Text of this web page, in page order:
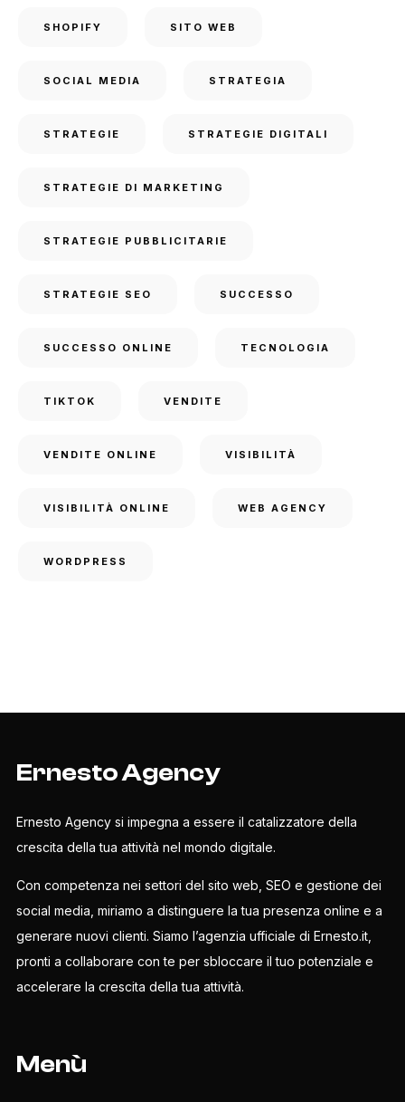
SHOPIFY SITO WEB
SOCIAL MEDIA STRATEGIA
STRATEGIE STRATEGIE DIGITALI
STRATEGIE DI MARKETING
STRATEGIE PUBBLICITARIE
STRATEGIE SEO SUCCESSO
SUCCESSO ONLINE TECNOLOGIA
TIKTOK VENDITE
VENDITE ONLINE VISIBILITÀ
VISIBILITÀ ONLINE WEB AGENCY
WORDPRESS
Ernesto Agency
Ernesto Agency si impegna a essere il catalizzatore della
crescita della tua attività nel mondo digitale.
Con competenza nei settori del sito web, SEO e gestione dei
social media, miriamo a distinguere la tua presenza online e a
generare nuovi clienti. Siamo l’agenzia ufficiale di Ernesto.it,
pronti a collaborare con te per sbloccare il tuo potenziale e
accelerare la crescita della tua attività.
Menù